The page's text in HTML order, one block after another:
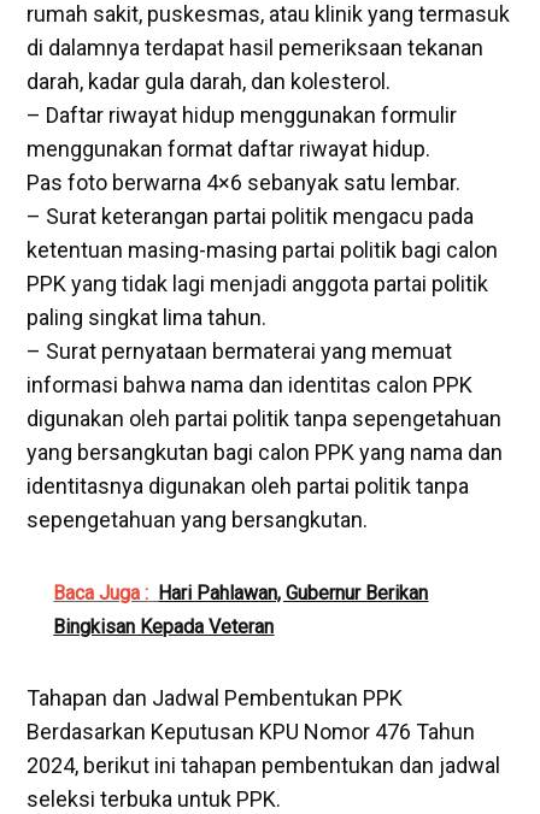
rumah sakit, puskesmas, atau klinik yang termasuk
di dalamnya terdapat hasil pemeriksaan tekanan
darah, kadar gula darah, dan kolesterol.
– Daftar riwayat hidup menggunakan formulir
menggunakan format daftar riwayat hidup.
Pas foto berwarna 4×6 sebanyak satu lembar.
– Surat keterangan partai politik mengacu pada
ketentuan masing-masing partai politik bagi calon
PPK yang tidak lagi menjadi anggota partai politik
paling singkat lima tahun.
– Surat pernyataan bermaterai yang memuat
informasi bahwa nama dan identitas calon PPK
digunakan oleh partai politik tanpa sepengetahuan
yang bersangkutan bagi calon PPK yang nama dan
identitasnya digunakan oleh partai politik tanpa
sepengetahuan yang bersangkutan.
Baca Juga : Hari Pahlawan, Gubernur Berikan
Bingkisan Kepada Veteran
Tahapan dan Jadwal Pembentukan PPK
Berdasarkan Keputusan KPU Nomor 476 Tahun
2024, berikut ini tahapan pembentukan dan jadwal
seleksi terbuka untuk PPK.